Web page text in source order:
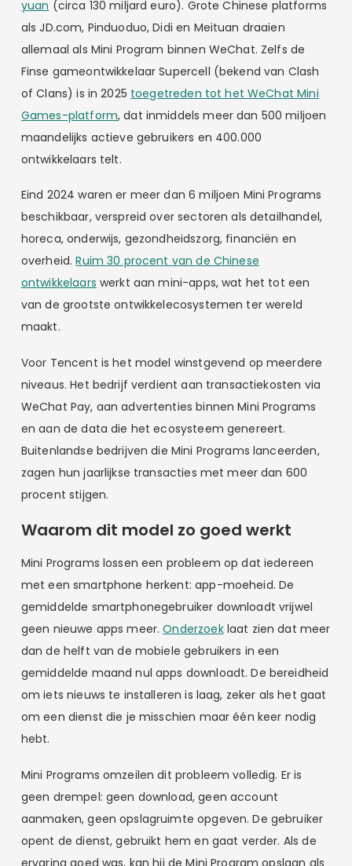
yuan (circa 130 miljard euro). Grote Chinese platforms
als JD.com, Pinduoduo, Didi en Meituan draaien
allemaal als Mini Program binnen WeChat. Zelfs de
Finse gameontwikkelaar Supercell (bekend van Clash
of Clans) is in 2025 toegetreden tot het WeChat Mini
Games-platform, dat inmiddels meer dan 500 miljoen
maandelijks actieve gebruikers en 400.000
ontwikkelaars telt.
Eind 2024 waren er meer dan 6 miljoen Mini Programs
beschikbaar, verspreid over sectoren als detailhandel,
horeca, onderwijs, gezondheidszorg, financiën en
overheid.Ruim 30 procent van de Chinese
ontwikkelaars werkt aan mini-apps, wat het tot een
van de grootste ontwikkelecosystemen ter wereld
maakt.
Voor Tencent is het model winstgevend op meerdere
niveaus. Het bedrijf verdient aan transactiekosten via
WeChat Pay, aan advertenties binnen Mini Programs
en aan de data die het ecosysteem genereert.
Buitenlandse bedrijven die Mini Programs lanceerden,
zagen hun jaarlijkse transacties met meer dan 600
procent stijgen.
Waarom dit model zo goed werkt
Mini Programs lossen een probleem op dat iedereen
met een smartphone herkent: app-moeheid. De
gemiddelde smartphonegebruiker downloadt vrijwel
geen nieuwe apps meer.Onderzoeklaat zien dat meer
dan de helft van de mobiele gebruikers in een
gemiddelde maand nul apps downloadt. De bereidheid
om iets nieuws te installeren is laag, zeker als het gaat
om een dienst die je misschien maar één keer nodig
hebt.
Mini Programs omzeilen dit probleem volledig. Er is
geen drempel: geen download, geen account
aanmaken, geen opslagruimte opgeven. De gebruiker
opent de dienst, gebruikt hem en gaat verder. Als de
ervaring goed was, kan hij de Mini Program opslaan als